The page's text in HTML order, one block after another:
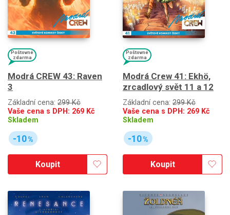
Poštovné
zdarma
Modrá CREW 43: Raven
3
Základní cena: 299 Kč
Vaše cena s DPH: 269 Kč
Skladem
-10%
Koupit
Poštovné
zdarma
Modrá Crew 41: Ekhö,
zrcadlový svět 11 a 12
Základní cena: 299 Kč
Vaše cena s DPH: 269 Kč
Skladem
-10%
Koupit